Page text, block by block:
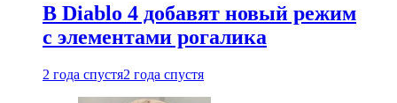
В Diablo 4 добавят новый режим
с элементами рогалика
2 года спустя2 года спустя